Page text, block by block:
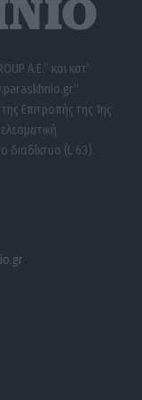
A.E.” και κατ’
Επιτροπής της 1ης
διαδίκτυο (L 63).